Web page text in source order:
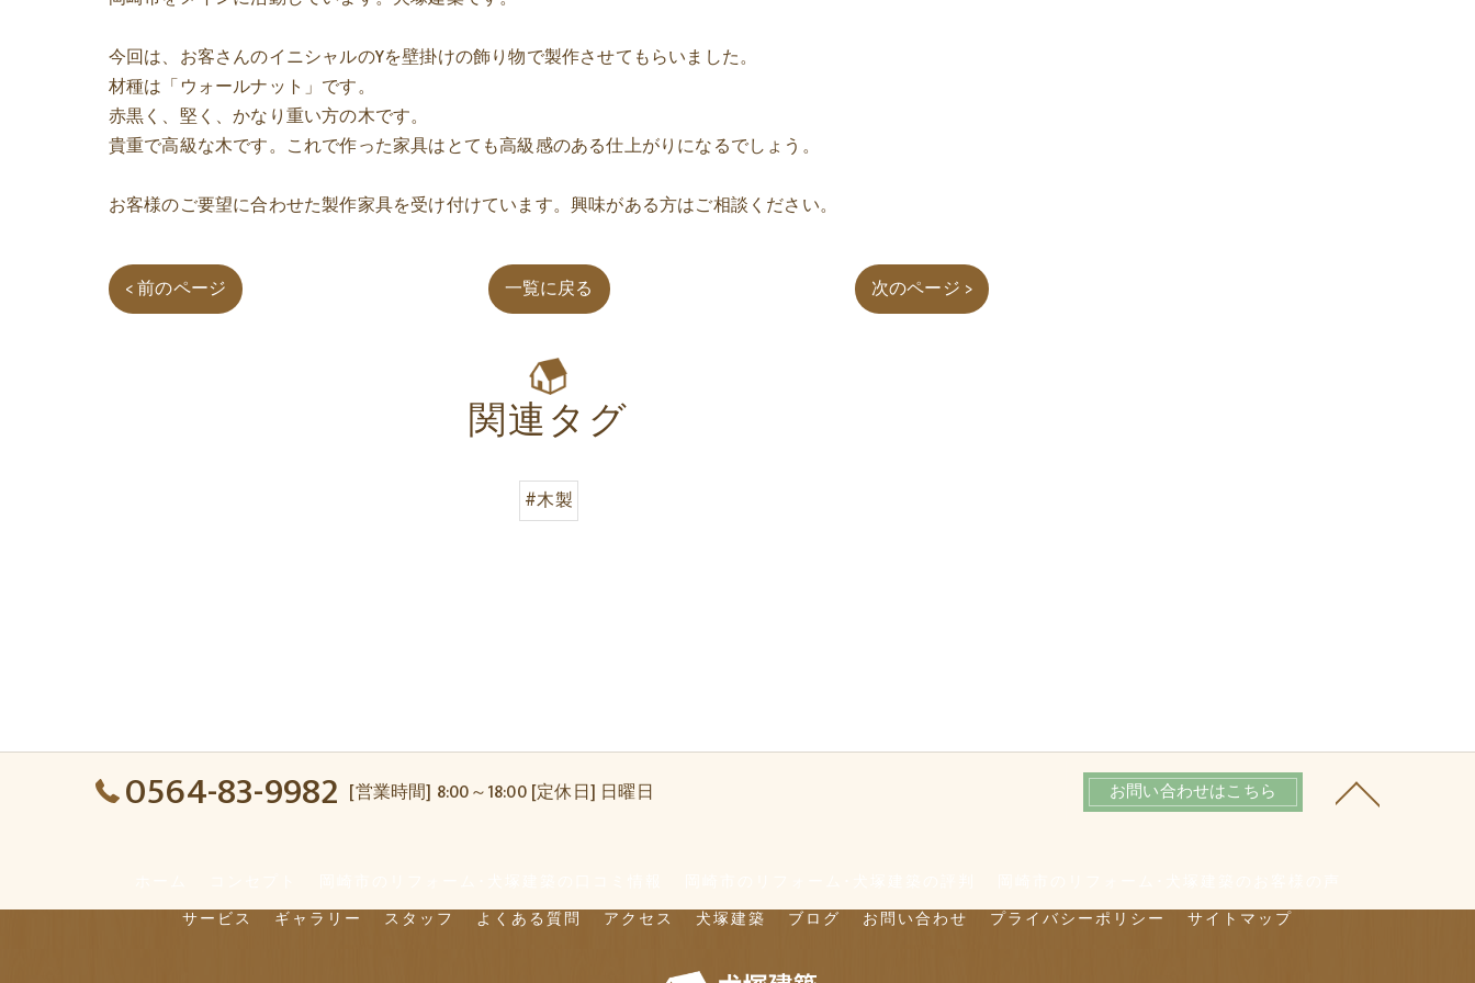
今回は、お客さんのイニシャルのYを壁掛けの飾り物で製作させてもらいました。
材種は「ウォールナット」です。
赤黒く、堅く、かなり重い方の木です。
貴重で高級な木です。これで作った家具はとても高級感のある仕上がりになるでしょう。
お客様のご要望に合わせた製作家具を受け付けています。興味がある方はご相談ください。
< 前のページ 一覧に戻る 次のページ >
関連タグ
#木製
0564-83-9982 [営業時間] 8:00～18:00 [定休日] 日曜日 お問い合わせはこちら
サービス
ギャラリー スタッフ よくある質問 アクセス 犬塚建築 ブログ お問い合わせ プライバシーポリシー サイトマップ